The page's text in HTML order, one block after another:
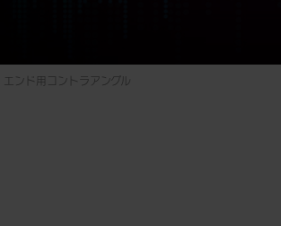
エンド用コントラアングル